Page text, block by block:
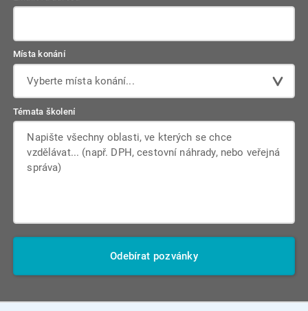
Místa konání
Vyberte místa konání...
Témata školení
Odebírat pozvánky